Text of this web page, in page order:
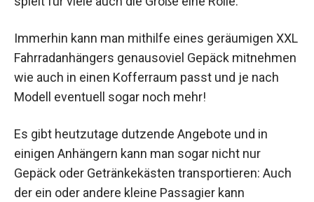
Immerhin kann man mithilfe eines geräumigen XXL
Fahrradanhängers genausoviel Gepäck mitnehmen
wie auch in einen Kofferraum passt und je nach
Modell eventuell sogar noch mehr!
Es gibt heutzutage dutzende Angebote und in
einigen Anhängern kann man sogar nicht nur
Gepäck oder Getränkekästen transportieren: Auch
der ein oder andere kleine Passagier kann